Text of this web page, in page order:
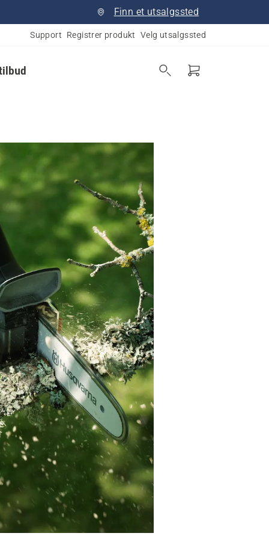
Finn et utsalgssted
Support Registrer produkt Velg utsalgssted